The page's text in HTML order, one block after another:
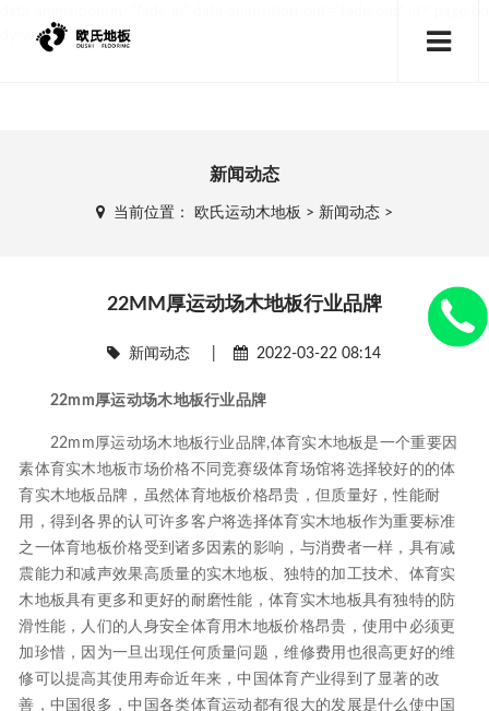
dy-wrap">
新闻动态
当前位置： 欧氏运动木地板 > 新闻动态 >
22MM厚运动场木地板行业品牌
新闻动态 2022-03-22 08:14
22mm厚运动场木地板行业品牌
22mm厚运动场木地板行业品牌,体育实木地板是一个重要因
素体育实木地板市场价格不同竞赛级体育场馆将选择较好的的体
育实木地板品牌，虽然体育地板价格昂贵，但质量好，性能耐
用，得到各界的认可许多客户将选择体育实木地板作为重要标准
之一体育地板价格受到诸多因素的影响，与消费者一样，具有减
震能力和减声效果高质量的实木地板、独特的加工技术、体育实
木地板具有更多和更好的耐磨性能，体育实木地板具有独特的防
滑性能，人们的人身安全体育用木地板价格昂贵，使用中必须更
加珍惜，因为一旦出现任何质量问题，维修费用也很高更好的维
修可以提高其使用寿命近年来，中国体育产业得到了显著的改
善，中国很多，中国各类体育运动都有很大的发展是什么使中国